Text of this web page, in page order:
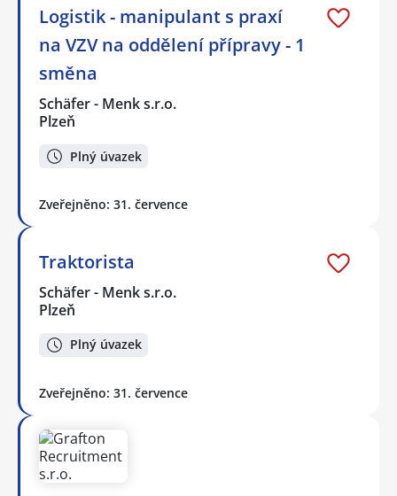
Logistik - manipulant s praxí
na VZV na oddělení přípravy - 1
směna
Schäfer - Menk s.r.o.
Plzeň
Plný úvazek
Zveřejněno: 31. července
Traktorista
Schäfer - Menk s.r.o.
Plzeň
Plný úvazek
Zveřejněno: 31. července